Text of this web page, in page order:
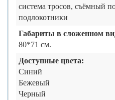
система тросов, съёмный
подлокотники
Габариты в сложенном
80*71 см.
Доступные цвета:
Синий
Бежевый
Черный